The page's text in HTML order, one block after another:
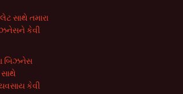
સાથે તમારા
કેવી
બિઝનેસ
કેવી